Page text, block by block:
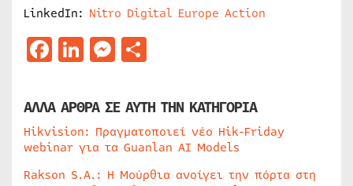
LinkedIn: Nitro Digital Europe Action
Facebook
LinkedIn
Messenger
ΑΛΛΑ ΑΡΘΡΑ ΣΕ ΑΥΤΗ ΤΗΝ ΚΑΤΗΓΟΡΙΑ
Hikvision: Πραγματοποιεί νέο Hik-Friday
webinar για τα Guanlan AI Models
Rakson S.A.: Η Μούρθια ανοίγει την πόρτα στη